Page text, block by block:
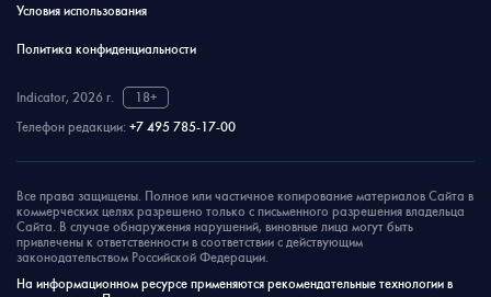
Условия использования
Политика конфиденциальности
Indicator, 2026 г.
18+
Телефон редакции: +7 495 785-17-00
Все права защищены. Полное или частичное копирование материалов Сайта в
коммерческих целях разрешено только с письменного разрешения владельца
Сайта. В случае обнаружения нарушений, виновные лица могут быть
привлечены к ответственности в соответствии с действующим
законодательством Российской Федерации.
На информационном ресурсе применяются рекомендательные технологии в